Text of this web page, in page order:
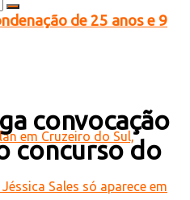
de 25 anos e 9
convocação
concurso do